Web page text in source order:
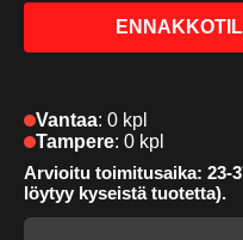
Vantaa: 0 kpl
Tampere: 0 kpl
Arvioitu toimitusaika: 23-
löytyy kyseistä tuotetta).